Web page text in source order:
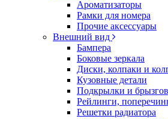
Ароматизаторы
Рамки для номера
Прочие аксессуары
Внешний вид
Бампера
Боковые зеркала
Диски, колпаки и
Кузовные детали
Подкрылки и
Рейлинги,
Решетки радиатора